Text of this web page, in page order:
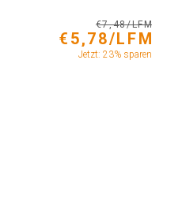
€7,48/LFM
€5,78/LFM
Jetzt: 23% sparen